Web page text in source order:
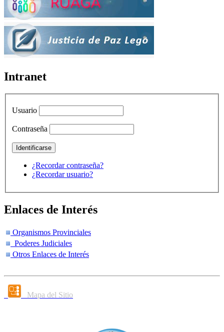
Intranet
Usuario
Contraseña
¿Recordar contraseña?
¿Recordar usuario?
Enlaces de Interés
Organismos Provinciales
Poderes Judiciales
Otros Enlaces de Interés
Mapa del Sitio